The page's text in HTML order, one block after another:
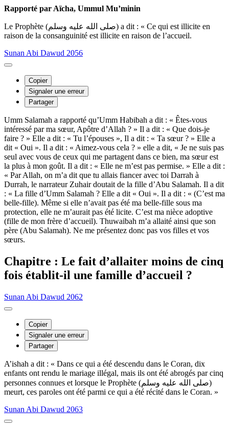
Rapporté par Aïcha, Ummul Mu’minin
Le Prophète (صلى الله عليه وسلم) a dit : « Ce qui est illicite en
raison de la consanguinité est illicite en raison de l’accueil.
Sunan Abi Dawud 2056
Copier
Signaler une erreur
Partager
Umm Salamah a rapporté qu’Umm Habibah a dit : « Êtes-vous
intéressé par ma sœur, Apôtre d’Allah ? » Il a dit : « Que dois-je
faire ? » Elle a dit : « Tu l’épouses », Il a dit : « Ta sœur ? » Elle a
dit « Oui ». Il a dit : « Aimez-vous cela ? » elle a dit, « Je ne suis pas
seul avec vous de ceux qui me partagent dans ce bien, ma sœur est
la plus à mon goût. Il a dit : « Elle ne m’est pas permise. » Elle a dit :
« Par Allah, on m’a dit que tu allais fiancer avec toi Darrah à
Durrah, le narrateur Zuhair doutait de la fille d’Abu Salamah. Il a dit
: « La fille d’Umm Salamah ? Elle a dit « Oui ». Il a dit : « (C’est ma
belle-fille). Même si elle n’avait pas été ma belle-fille sous ma
protection, elle ne m’aurait pas été licite. C’est ma nièce adoptive
(fille de mon frère d’accueil). Thuwaibah m’a allaité ainsi que son
père (Abu Salamah). Ne me présentez donc pas vos filles et vos
sœurs.
Chapitre : Le fait d’allaiter moins de cinq
fois établit-il une famille d’accueil ?
Sunan Abi Dawud 2062
Copier
Signaler une erreur
Partager
A’ishah a dit : « Dans ce qui a été descendu dans le Coran, dix
enfants ont rendu le mariage illégal, mais ils ont été abrogés par cinq
personnes connues et lorsque le Prophète (صلى الله عليه وسلم)
meurt, ces paroles ont été parmi ce qui a été récité dans le Coran. »
Sunan Abi Dawud 2063